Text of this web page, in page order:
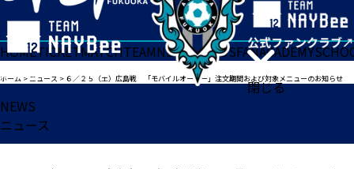
閉じる
HOMETICKETMATCHTEAMNEWSGOODSFANACADEMY
ホーム >ニュース > ６／２５（土）広島戦 「モバイルオーダー」注文期間および対象メニューのお知らせ
NEWS
ニュース